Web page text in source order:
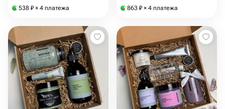
538 ₽ × 4 платежа 863 ₽ × 4 платежа